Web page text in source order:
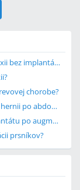
Je možné absolvovať mamografiu po mastopexii bez implantátov?
chorobe?
Aké riešenie je vhodné pri opakovanej brušnej hernii po abdominoplastike?
Čo znamená konzervatívne usadzovanie implantátu po augmentácii?
prsníkov?